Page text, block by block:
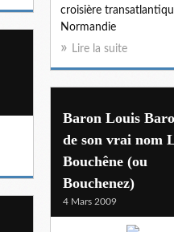
croisière
Normandie
Lire la suite
Baron Louis
de son vrai nom
Bouchêne (ou
Bouchenez)
4 Mars 2009